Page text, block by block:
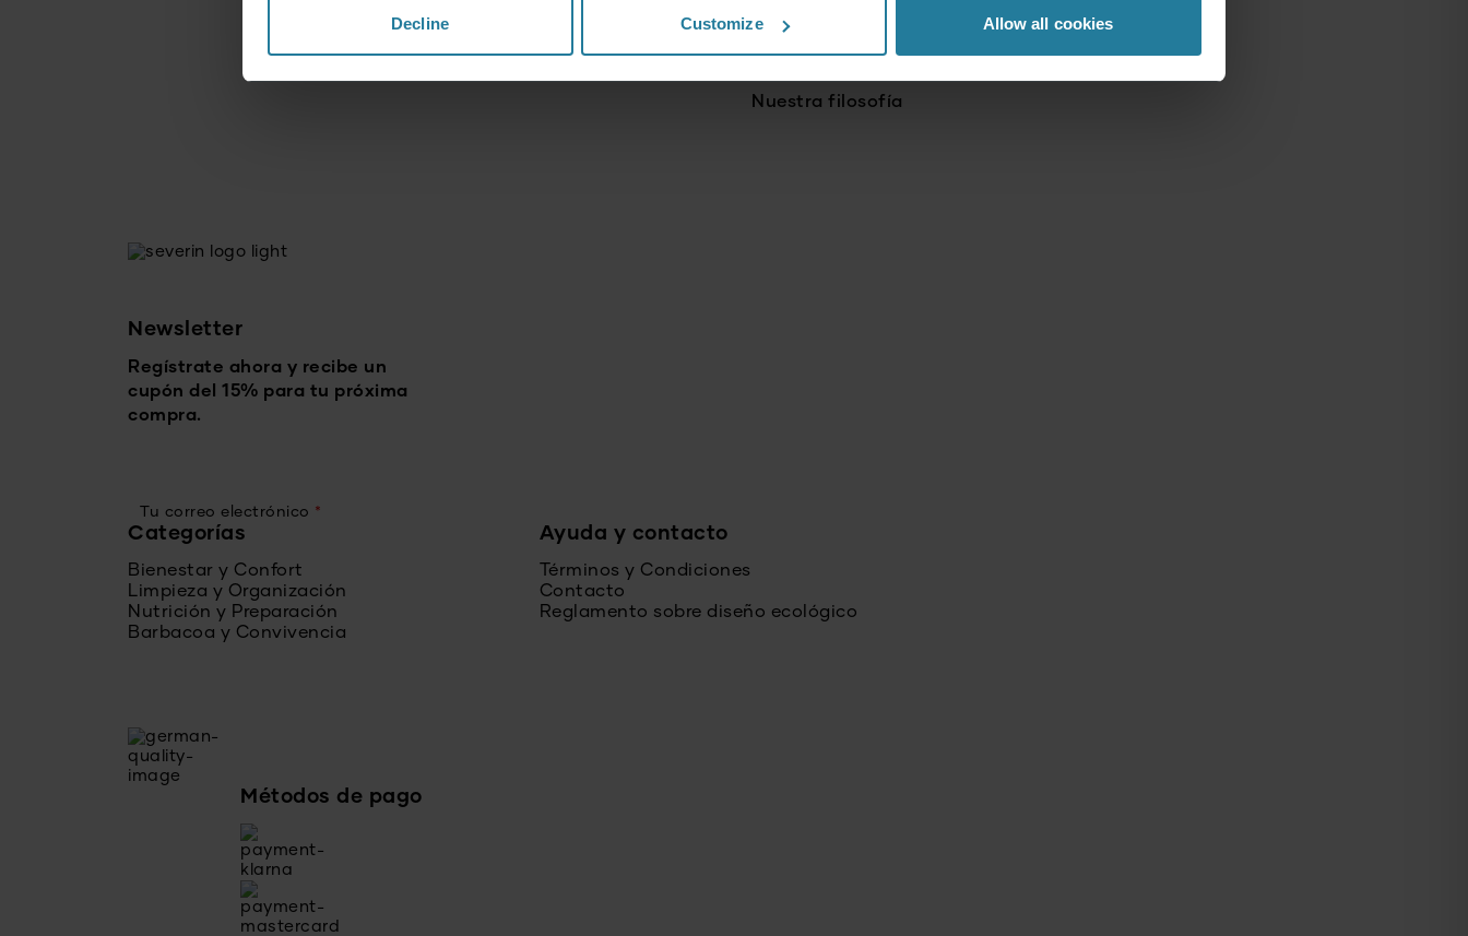
Decline Customize Allow all cookies
hace más de 130 años.
Nuestra filosofía
Newsletter
Regístrate ahora y recibe un
cupón del 15% para tu próxima
compra.
Tu correo electrónico *
Categorías
Bienestar y Confort
Limpieza y Organización
Nutrición y Preparación
Barbacoa y Convivencia
Ayuda y contacto
Términos y Condiciones
Contacto
Reglamento sobre diseño ecológico
Métodos de pago